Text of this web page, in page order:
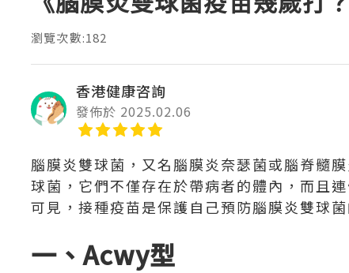
瀏覽次數:182
香港健康咨詢
發佈於 2025.02.06
腦膜炎雙球菌，又名腦膜炎奈瑟菌或腦脊髓
球菌，它們不僅存在於帶病者的體內，而且
可見，接種疫苗是保護自己預防腦膜炎雙球
一、Acwy型